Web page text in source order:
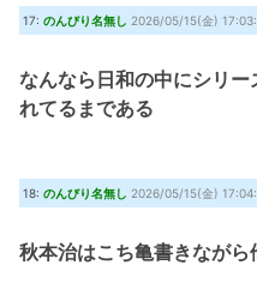
17: のんびり名無し 2026/05/15(金)
なんなら日和の中にシリ
れてるまである
18: のんびり名無し 2026/05/15(金)
秋本治はこち亀書きなが